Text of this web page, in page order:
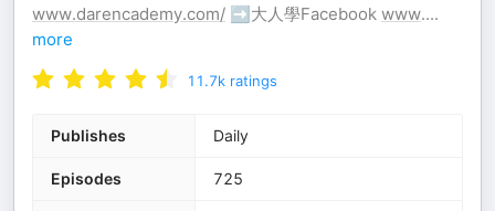
www.darencademy.com/ ➡大人學Facebook www....
more
11.7k ratings
Publishes Daily
Episodes 725